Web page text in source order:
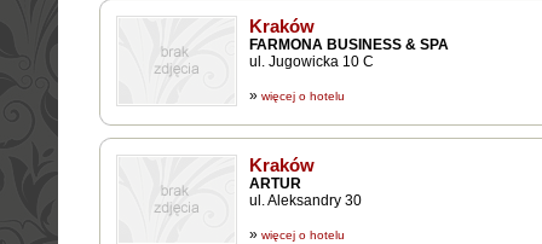
Kraków
FARMONA BUSINESS & SPA
ul. Jugowicka 10 C
» więcej o hotelu
Kraków
ARTUR
ul. Aleksandry 30
» więcej o hotelu